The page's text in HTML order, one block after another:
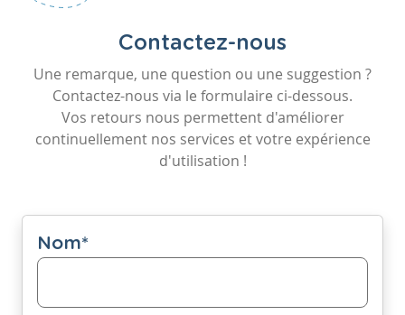
Contactez-nous
Une remarque, une question ou une suggestion ?
Contactez-nous via le formulaire ci-dessous.
Vos retours nous permettent d'améliorer
continuellement nos services et votre expérience
d'utilisation !
Nom*